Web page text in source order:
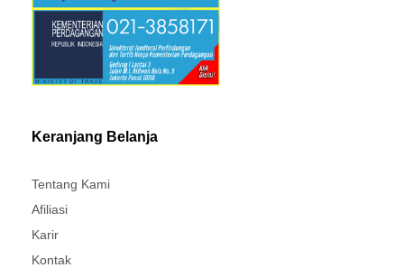
Keranjang Belanja
Tentang Kami
Afiliasi
Karir
Kontak